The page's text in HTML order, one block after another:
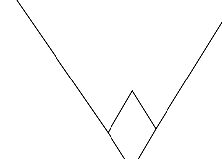
The chart has 1 Y axis displaying values. Data ranges from -